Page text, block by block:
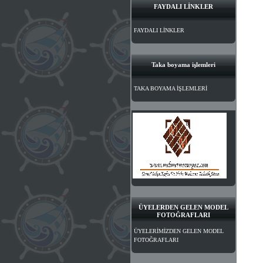
FAYDALI LİNKLER
FAYDALI LİNKLER
Taka boyama işlemleri
TAKA BOYAMA İŞLEMLERİ
ÜYELERDEN GELEN MODEL
FOTOĞRAFLARI
ÜYELERİMİZDEN GELEN MODEL
FOTOĞRAFLARI